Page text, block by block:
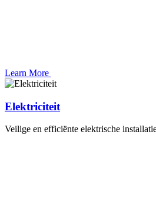
Learn More
Elektriciteit
Veilige en efficiënte elektrische